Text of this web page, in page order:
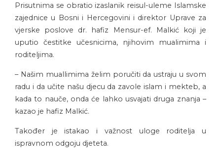
Prisutnima se obratio izaslanik reisul-uleme Islamske
zajednice u Bosni i Hercegovini i direktor Uprave za
vjerske poslove dr. hafiz Mensur-ef. Malkić koji je
uputio čestitke učesnicima, njihovim mualimima i
roditeljima.
– Našim muallimima želim poručiti da ustraju u svom
radu i da učite našu djecu da zavole islam i mekteb, a
kada to nauče, onda će lahko usvajati druga znanja –
kazao je hafiz Malkić.
Također je istakao i važnost uloge roditelja u
ispravnom odgoju djeteta.